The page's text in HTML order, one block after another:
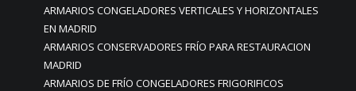
ARMARIOS CONGELADORES VERTICALES Y HORIZONTALES
EN MADRID
ARMARIOS CONSERVADORES FRÍO PARA RESTAURACION
MADRID
ARMARIOS DE FRÍO CONGELADORES FRIGORIFICOS